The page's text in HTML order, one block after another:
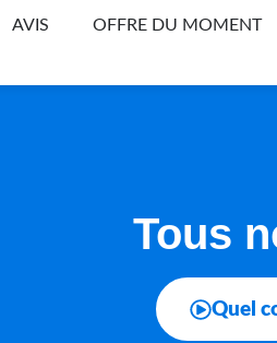
AVIS OFFRE DU MOMENT
Tous
Quel